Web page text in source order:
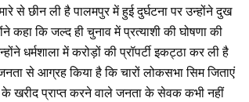
से छीन ली है पालमपुर में हुई दुर्घटना पर उन्होंने दुख
कि जल्द ही चुनाव में प्रत्याशी की घोषणा की
धर्मशाला में करोड़ों की प्रॉपर्टी इकट्ठा कर ली है
से आग्रह किया है कि चारों लोकसभा सिम जिताएं
के खरीद प्राप्त करने वाले जनता के सेवक कभी नहीं